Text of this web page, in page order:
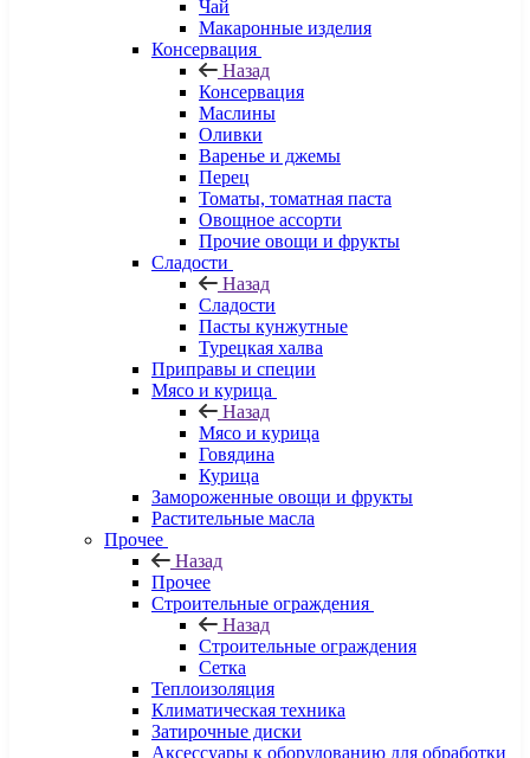
Чай
Макаронные изделия
Консервация
Назад
Консервация
Маслины
Оливки
Варенье и джемы
Перец
Томаты, томатная паста
Овощное ассорти
Прочие овощи и фрукты
Сладости
Назад
Сладости
Пасты кунжутные
Турецкая халва
Приправы и специи
Мясо и курица
Назад
Мясо и курица
Говядина
Курица
Замороженные овощи и фрукты
Растительные масла
Прочее
Назад
Прочее
Строительные ограждения
Назад
Строительные ограждения
Сетка
Теплоизоляция
Климатическая техника
Затирочные диски
Аксессуары к оборудованию для обработки